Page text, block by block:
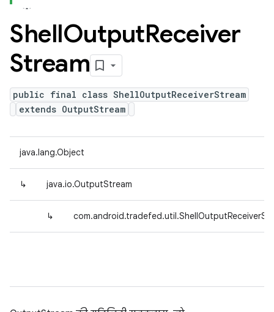
ShellOutputReceiver
Stream
public final class ShellOutputReceiverStream
extends OutputStream
java.lang.Object
↳ java.io.OutputStream
↳